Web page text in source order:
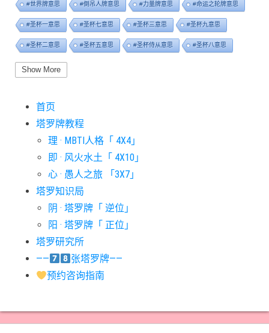
#世界牌意思 #倒吊人牌意思 #力量牌意思 #命运之轮牌意思
#圣杯一意思 #圣杯七意思 #圣杯三意思 #圣杯九意思
#圣杯二意思 #圣杯五意思 #圣杯侍从意思 #圣杯八意思
#圣杯六意思
#宝剑七意思
#宝剑五意思 #宝剑侍从意思
#宝剑十意思 #宝剑四意思 #宝剑国王意思
#愚人牌意思 #战车牌意思
#星币七意思 #星币三意思
#星币五意思 #星币侍从意思
#星币骑士意思 #星星牌意思
#权杖五意思 #权杖侍从意思 #权杖八意思 #权杖六意思
Show More
首页
塔罗牌教程
理 · MBTI人格「 4X4」
即 · 风火水土「 4X10」
心 · 愚人之旅 「3X7」
塔罗知识局
阴 · 塔罗牌「 逆位」
阳 · 塔罗牌「 正位」
塔罗研究所
——
张塔罗牌——
预约咨询指南